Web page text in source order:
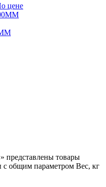
цене
представлены товары
с общим параметром Вес, кг